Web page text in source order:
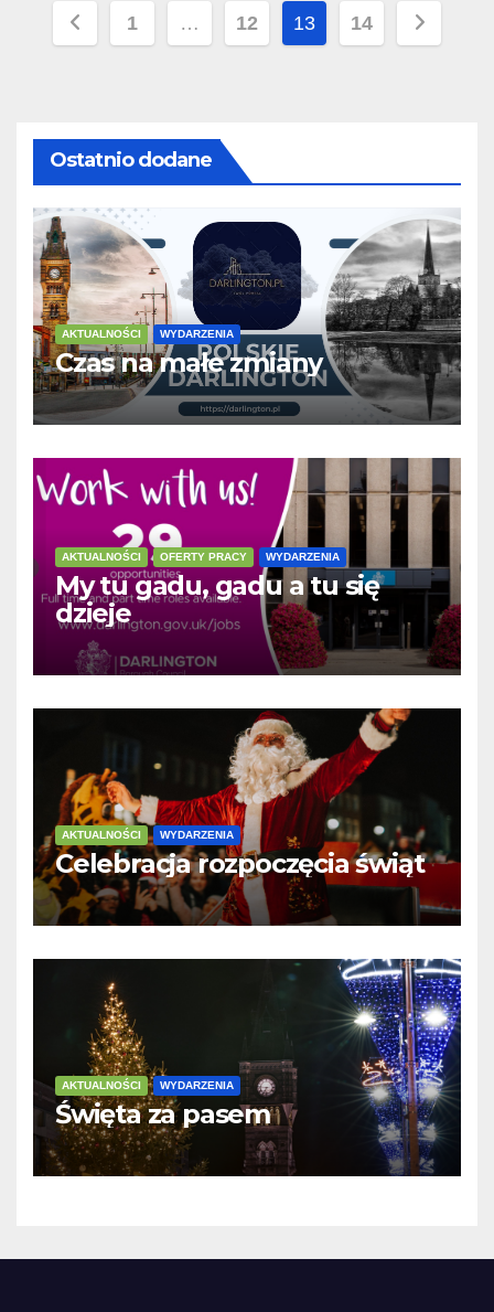
Stronicowanie
1 … 12 13 14
Ostatnio dodane
AKTUALNOŚCI WYDARZENIA
Czas na małe zmiany
AKTUALNOŚCI OFERTY PRACY WYDARZENIA
My tu gadu, gadu a tu się
dzieje
AKTUALNOŚCI WYDARZENIA
Celebracja rozpoczęcia świąt
AKTUALNOŚCI WYDARZENIA
Święta za pasem